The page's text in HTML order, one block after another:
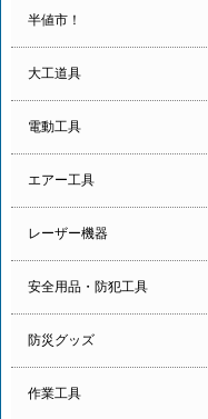
半値市！
大工道具
電動工具
エアー工具
レーザー機器
安全用品・防犯工具
防災グッズ
作業工具